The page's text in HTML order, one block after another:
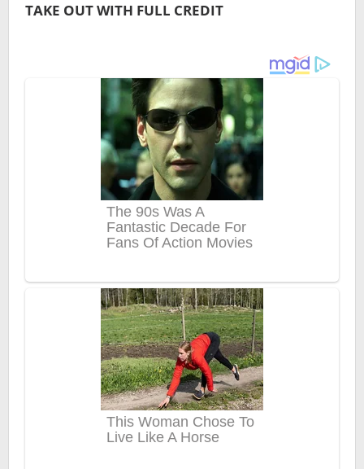
TAKE OUT WITH FULL CREDIT